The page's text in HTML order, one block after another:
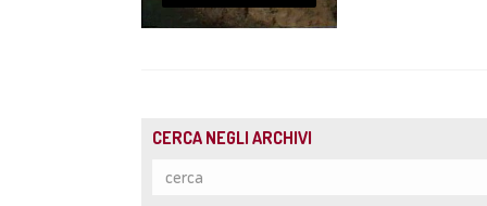
CERCA NEGLI ARCHIVI